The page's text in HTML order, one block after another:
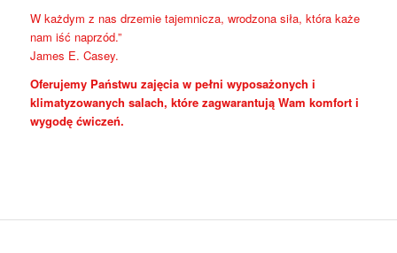
W każdym z nas drzemie tajemnicza, wrodzona siła, która każe
nam iść naprzód.”
James E. Casey.
Oferujemy Państwu zajęcia w pełni wyposażonych i
klimatyzowanych salach, które zagwarantują Wam komfort i
wygodę ćwiczeń.